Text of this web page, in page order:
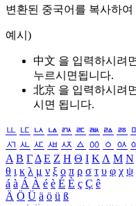
변환된 중국어를 복사하
예시)
中文 을 입력하시려
누르시면됩니다.
北京 을 입력하시려
시면 됩니다.
ㅥ ㅦ ㅧ ㅨ ㅩ ㅪ ㅫ ㅬ ㅭ
ㅺ ㅻ ㅼ ㅽ ㅾ ㅿ ㆀ ㆁ ㆂ
Α Β ΓΔ Ε Ζ Η Θ Ι ΚΛ Μ Ν
θ ι κ λ μ ν ξ ο π ρ σ τ υ φ χ ψ
á à Á À é è É È ç Ç ê
Ä Ö Ü ä ö ü ß